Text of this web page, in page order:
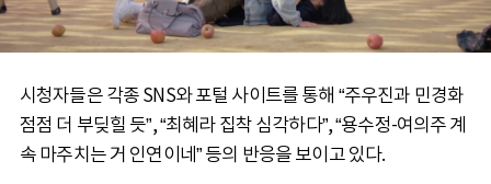
시청자들은 각종 SNS와 포털 사이트를 통해 “주우진과 민경화
점점 더 부딪힐 듯”, “최혜라 집착 심각하다”, “용수정-여의주 계
속 마주치는 거 인연이네” 등의 반응을 보이고 있다.